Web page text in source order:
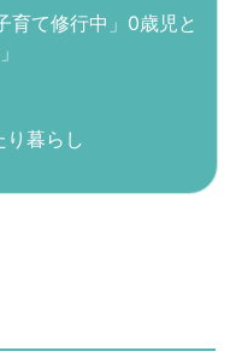
育て修行中」0歳児と
り暮らし